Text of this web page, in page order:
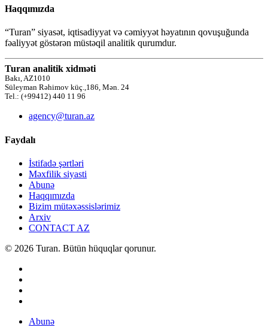
Haqqımızda
“Turan” siyasət, iqtisadiyyat və cəmiyyət həyatının qovuşuğunda
fəaliyyət göstərən müstəqil analitik qurumdur.
Turan analitik xidməti
Bakı, AZ1010
Süleyman Rəhimov küç.,186, Mən. 24
Tel.: (+99412) 440 11 96
agency@turan.az
Faydalı
İstifadə şərtləri
Məxfilik siyasti
Abunə
Haqqımızda
Bizim mütəxəssislərimiz
Arxiv
CONTACT AZ
© 2026 Turan. Bütün hüquqlar qorunur.
Abunə